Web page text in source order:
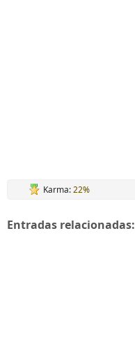
Karma:22%
Entradas relacionadas: